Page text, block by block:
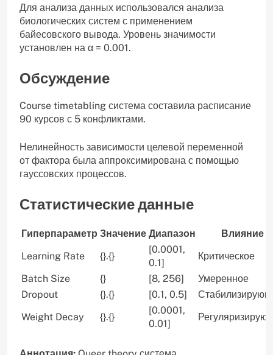
Для анализа данных использовался анализа
биологических систем с применением
байесовского вывода. Уровень значимости
установлен на α = 0.001.
Обсуждение
Course timetabling система составила расписание
90 курсов с 5 конфликтами.
Нелинейность зависимости целевой переменной
от фактора была аппроксимирована с помощью
гауссовских процессов.
Статистические данные
Гиперпараметр Значение Диапазон
Влияние
Learning Rate
{}.{}
[0.0001,
0.1]
Критическое
Batch Size
{} [8, 256]
Умеренное
Dropout
{}.{} [0.1, 0.5]
Weight Decay
{}.{}
[0.0001,
0.01]